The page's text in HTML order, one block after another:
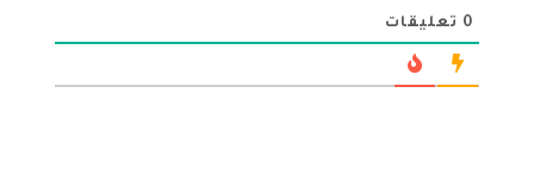
0 تعليقات